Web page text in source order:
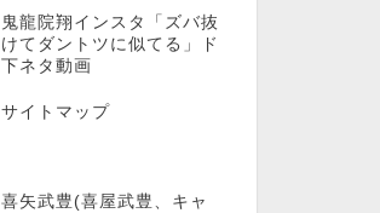
鬼龍院翔インスタ「ズバ抜
けてダントツに似てる」ド
下ネタ動画
サイトマップ
喜矢武豊(喜屋武豊、キャ